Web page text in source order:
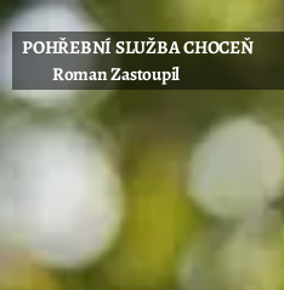
POHŘEBNÍ SLUŽBA
Roman Zastoupil